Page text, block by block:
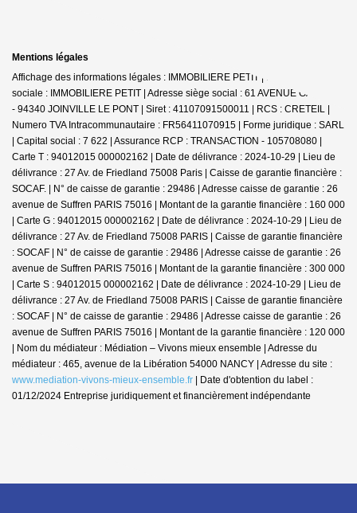
Mentions légales
Affichage des informations légales : IMMOBILIERE PETIT | Raison
sociale : IMMOBILIERE PETIT | Adresse siège social : 61 AVENUE GALLIENI
- 94340 JOINVILLE LE PONT | Siret : 41107091500011 | RCS : CRETEIL |
Numero TVA Intracommunautaire : FR56411070915 | Forme juridique : SARL
| Capital social : 7 622 | Assurance RCP : TRANSACTION - 105708080 |
Carte T : 94012015 000002162 | Date de délivrance : 2024-10-29 | Lieu de
délivrance : 27 Av. de Friedland 75008 Paris | Caisse de garantie financière :
SOCAF. | N° de caisse de garantie : 29486 | Adresse caisse de garantie : 26
avenue de Suffren PARIS 75016 | Montant de la garantie financière : 160 000
| Carte G : 94012015 000002162 | Date de délivrance : 2024-10-29 | Lieu de
délivrance : 27 Av. de Friedland 75008 PARIS | Caisse de garantie financière
: SOCAF | N° de caisse de garantie : 29486 | Adresse caisse de garantie : 26
avenue de Suffren PARIS 75016 | Montant de la garantie financière : 300 000
| Carte S : 94012015 000002162 | Date de délivrance : 2024-10-29 | Lieu de
délivrance : 27 Av. de Friedland 75008 PARIS | Caisse de garantie financière
: SOCAF | N° de caisse de garantie : 29486 | Adresse caisse de garantie : 26
avenue de Suffren PARIS 75016 | Montant de la garantie financière : 120 000
| Nom du médiateur : Médiation – Vivons mieux ensemble | Adresse du
médiateur : 465, avenue de la Libération 54000 NANCY | Adresse du site :
www.mediation-vivons-mieux-ensemble.fr | Date d'obtention du label :
01/12/2024 Entreprise juridiquement et financièrement indépendante